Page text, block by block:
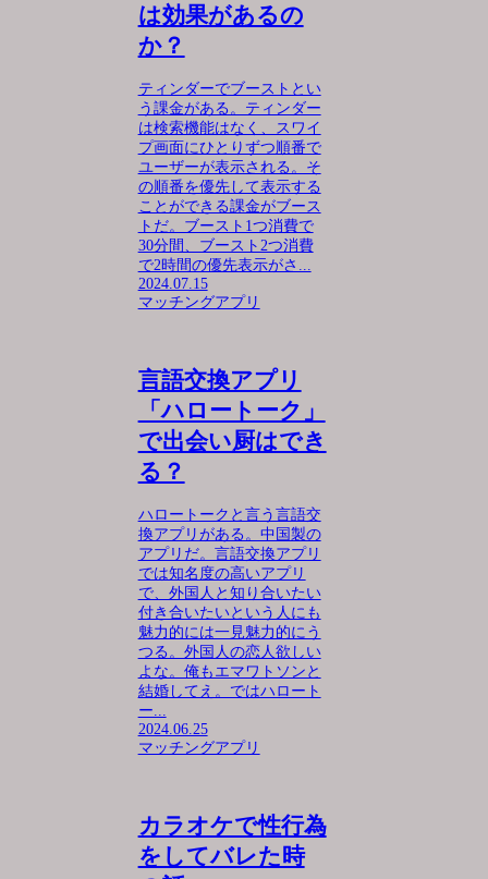
は効果があるの
か？
ティンダーでブーストとい
う課金がある。ティンダー
は検索機能はなく、スワイ
プ画面にひとりずつ順番で
ユーザーが表示される。そ
の順番を優先して表示する
ことができる課金がブース
トだ。ブースト1つ消費で
30分間、ブースト2つ消費
で2時間の優先表示がさ...
2024.07.15
マッチングアプリ
言語交換アプリ
「ハロートーク」
で出会い厨はでき
る？
ハロートークと言う言語交
換アプリがある。中国製の
アプリだ。言語交換アプリ
では知名度の高いアプリ
で、外国人と知り合いたい
付き合いたいという人にも
魅力的には一見魅力的にう
つる。外国人の恋人欲しい
よな。俺もエマワトソンと
結婚してえ。ではハロート
ー...
2024.06.25
マッチングアプリ
カラオケで性行為
をしてバレた時